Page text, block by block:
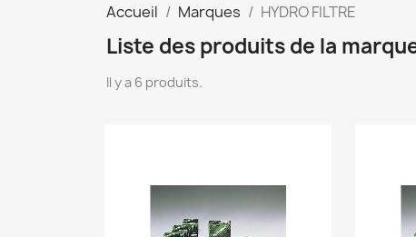
Accueil
Marques HYDRO FILTRE
Liste des produits de la marque
Il y a 6 produits.